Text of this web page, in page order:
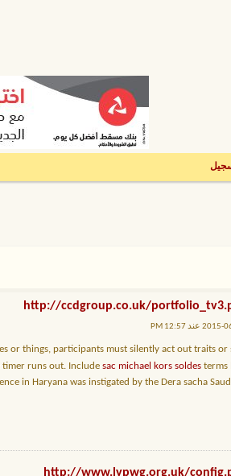
or things, participants must silently act out traits
timer runs out. Include sac michael kors soldes terms
in Haryana was instigated by the Dera sacha